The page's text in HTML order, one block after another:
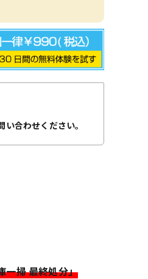
合わせください。
一掃 最終処分」